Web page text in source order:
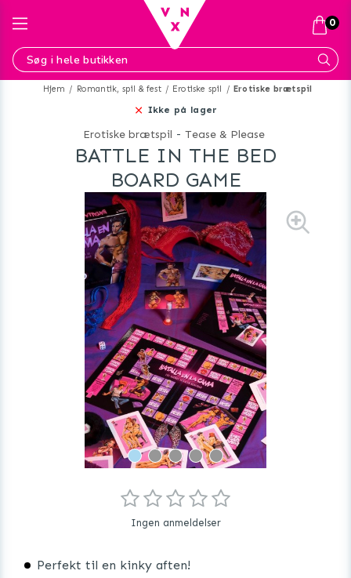
Hjem Romantik, spil & fest Erotiske spil Erotiske brætspil
Ikke på lager
Erotiske brætspil - Tease & Please
BATTLE IN THE BED
BOARD GAME
Perfekt til en kinky aften!
Ingen anmeldelser
0